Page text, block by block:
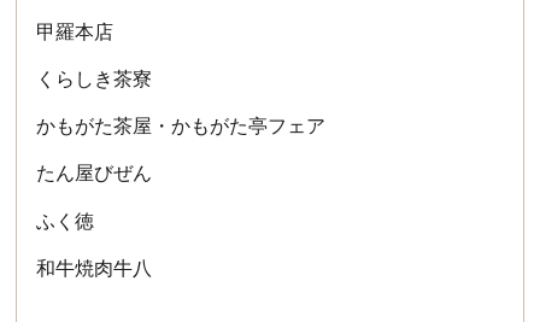
甲羅本店
くらしき茶寮
かもがた茶屋・かもがた亭フェア
たん屋びぜん
ふく徳
和牛焼肉牛八